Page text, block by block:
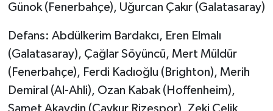
Günok (Fenerbahçe), Uğurcan Çakır (Galatasaray)
Defans: Abdülkerim Bardakcı, Eren Elmalı
(Galatasaray), Çağlar Söyüncü, Mert Müldür
(Fenerbahçe), Ferdi Kadıoğlu (Brighton), Merih
Demiral (Al-Ahli), Ozan Kabak (Hoffenheim),
Samet Akaydin (Çaykur Rizespor), Zeki Çelik